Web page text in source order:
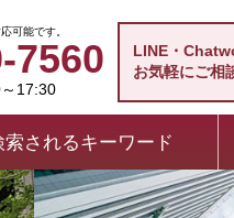
可能です。
7560
17:30
LINE・
お気軽にご相
索されるキーワード